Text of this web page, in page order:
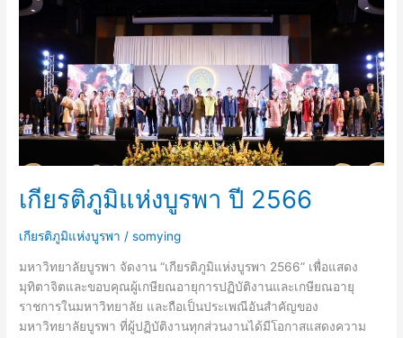
เกียรติภูมิแห่งบูรพา ปี 2566
เกียรติภูมิแห่งบูรพา /somying
มหาวิทยาลัยบูรพา จัดงาน “เกียรติภูมิแห่งบูรพา 2566” เพื่อแสดง
มุทิตาจิตและขอบคุณผู้เกษียณอายุการปฏิบัติงานและเกษียณอายุ
ราชการในมหาวิทยาลัย และถือเป็นประเพณีอันสำคัญของ
มหาวิทยาลัยบูรพา ที่ผู้ปฏิบัติงานทุกส่วนงานได้มีโอกาสแสดงความ
แห่ง
2566